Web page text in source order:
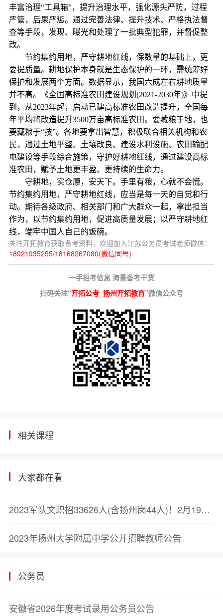
丰富治理“工具箱”，提升治理水平，强化源头严防，过程
严管，后果严惩。通过完善法律、提升技术、严格执法督
查等手段，发现、曝光和处理了一批典型犯罪，并督促整
改。
节约集约用地，严守耕地红线，保数量的基础上，更
要提质量。耕地保护本身就是生态保护的一环，需统筹好
保护和发展两个方面。数据显示，我国六成左右耕地质量
并不高。《全国高标准农田建设规划(2021-2030年)》中提
到，从2023年起，启动已建高标准农田改造提升，全国每
年平均将改造提升3500万亩高标准农田。要藏粮于地，也
要藏粮于“技”。各地要拿出智慧，积极联合相关机构和农
民，通过土地平整、土壤改良、建设水利设施、农田输配
电建设等手段综合施策，守护好耕地红线，通过建设高标
准农田，赋予土地更丰盈、更持续的生命力。
守耕地，实仓廪，安天下。手里有粮，心就不会慌。
节约集约用地，严守耕地红线，应当是每一天的自觉和行
动。期待各级政府、相关部门和广大群众一起，拿出担当
作为，以节约集约用地，促进高质量发展；以严守耕地红
线，端牢中国人自己的饭碗。
关注开拓教育获取备考资料，欢迎加入江苏公务员考试老师微信：
18921935255/18168267080(微信同号)
一手招考信息 海量备考干货
扫码关注“开拓公考_扬州开拓教育”微信公众号
相关课程
大家都在看
2023军队文职招33626人(含扬州岗44人)！2月19日笔试！
2023年扬州大学附属中学公开招聘教师公告
公务员
安徽省2026年度考试录用公务员公告